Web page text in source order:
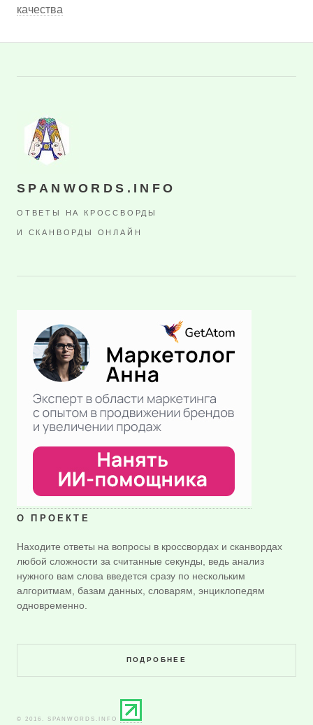
качества
SPANWORDS.INFO
ОТВЕТЫ НА КРОССВОРДЫ
И СКАНВОРДЫ ОНЛАЙН
О ПРОЕКТЕ
Находите ответы на вопросы в кроссвордах и сканвордах
любой сложности за считанные секунды, ведь анализ
нужного вам слова введется сразу по нескольким
алгоритмам, базам данных, словарям, энциклопедям
одновременно.
ПОДРОБНЕЕ
© 2016. SPANWORDS.INFO